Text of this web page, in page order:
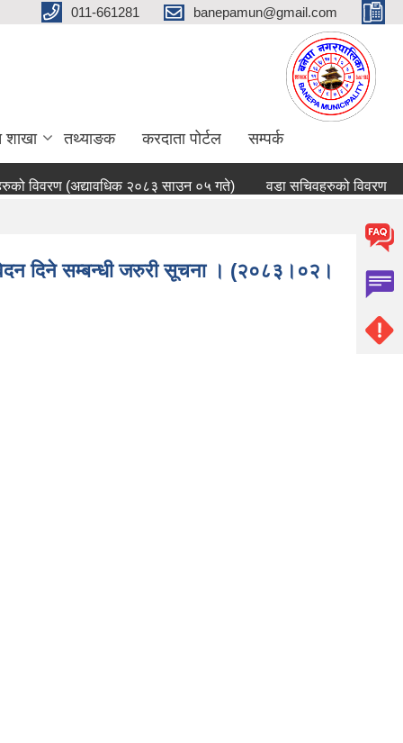
011-661281 banepamun@gmail.com
शाखा तथ्याङक करदाता पोर्टल सम्पर्क
विवरण (अद्यावधिक २०८३ साउन ०५ गते) वडा सचिवहरुको विवरण
दिने सम्बन्धी जरुरी सूचना । (२०८३।०२।